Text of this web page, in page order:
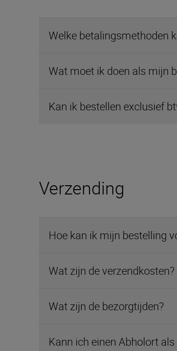
Welke betalingsmethoden
Wat moet ik doen als mijn
Kan ik bestellen exclusief
Verzending
Hoe kan ik mijn bestelling
Wat zijn de verzendkosten?
Wat zijn de bezorgtijden?
Kann ich einen Abholort